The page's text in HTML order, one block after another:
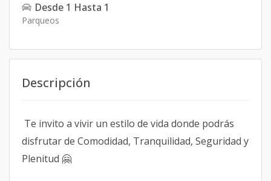
Desde 1 Hasta 1
Parqueos
Descripción
Te invito a vivir un estilo de vida donde podrás
disfrutar de Comodidad, Tranquilidad, Seguridad y
Plenitud 🤗